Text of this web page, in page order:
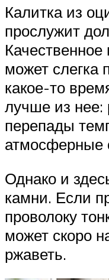
Калитка из
прослужит
может слегка
какое-то
лучше из нее:
перепады
атмосферные
Однако и
камни. Если
проволоку
может скоро
ржаветь.